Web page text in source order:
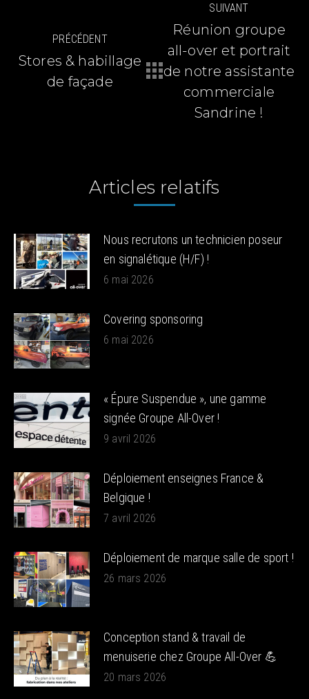
article
PRÉCÉDENT
Article
précédent
Stores & habillage
de façade
SUIVANT
Article
suivant
:
Réunion groupe
all-over et portrait
de notre assistante
commerciale
Sandrine !
Articles relatifs
Nous recrutons un technicien poseur
en signalétique (H/F) !
6 mai 2026
Covering sponsoring
6 mai 2026
« Épure Suspendue », une gamme
signée Groupe All-Over !
9 avril 2026
Déploiement enseignes France &
Belgique !
7 avril 2026
Déploiement de marque salle de sport !
26 mars 2026
Conception stand & travail de
menuiserie chez Groupe All-Over 💪
20 mars 2026